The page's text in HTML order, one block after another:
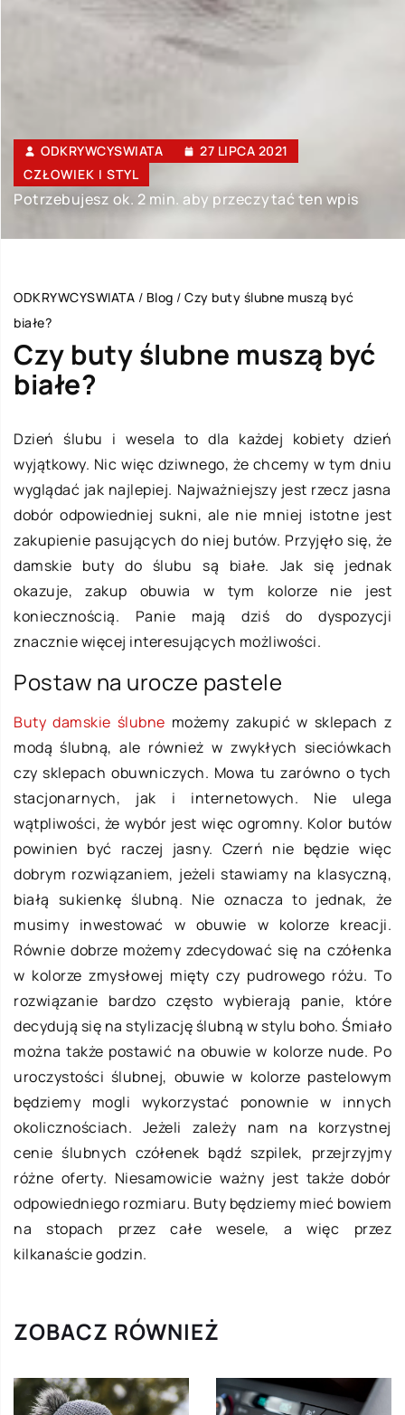
ODKRYWCYSWIATA
27 LIPCA 2021
CZŁOWIEK I STYL
Potrzebujesz ok. 2 min. aby przeczytać ten wpis
ODKRYWCYSWIATA / Blog / Czy buty ślubne muszą być
białe?
Czy buty ślubne muszą być
białe?
Dzień ślubu i wesela to dla każdej kobiety dzień
wyjątkowy. Nic więc dziwnego, że chcemy w tym dniu
wyglądać jak najlepiej. Najważniejszy jest rzecz jasna
dobór odpowiedniej sukni, ale nie mniej istotne jest
zakupienie pasujących do niej butów. Przyjęło się, że
damskie buty do ślubu są białe. Jak się jednak
okazuje, zakup obuwia w tym kolorze nie jest
koniecznością. Panie mają dziś do dyspozycji
znacznie więcej interesujących możliwości.
Postaw na urocze pastele
Buty damskie ślubne możemy zakupić w sklepach z
modą ślubną, ale również w zwykłych sieciówkach
czy sklepach obuwniczych. Mowa tu zarówno o tych
stacjonarnych, jak i internetowych. Nie ulega
wątpliwości, że wybór jest więc ogromny. Kolor butów
powinien być raczej jasny. Czerń nie będzie więc
dobrym rozwiązaniem, jeżeli stawiamy na klasyczną,
białą sukienkę ślubną. Nie oznacza to jednak, że
musimy inwestować w obuwie w kolorze kreacji.
Równie dobrze możemy zdecydować się na czółenka
w kolorze zmysłowej mięty czy pudrowego różu. To
rozwiązanie bardzo często wybierają panie, które
decydują się na stylizację ślubną w stylu boho. Śmiało
można także postawić na obuwie w kolorze nude. Po
uroczystości ślubnej, obuwie w kolorze pastelowym
będziemy mogli wykorzystać ponownie w innych
okolicznościach. Jeżeli zależy nam na korzystnej
cenie ślubnych czółenek bądź szpilek, przejrzyjmy
różne oferty. Niesamowicie ważny jest także dobór
odpowiedniego rozmiaru. Buty będziemy mieć bowiem
na stopach przez całe wesele, a więc przez
kilkanaście godzin.
ZOBACZ RÓWNIEŻ